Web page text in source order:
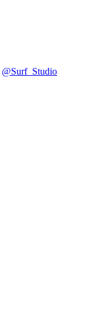
@Surf_Studio